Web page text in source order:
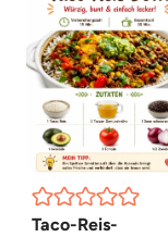
Taco-Reis-